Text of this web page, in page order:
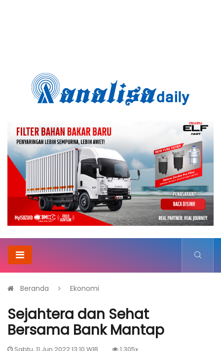
Beranda Ekonomi
Sejahtera dan Sehat
Bersama Bank Mantap